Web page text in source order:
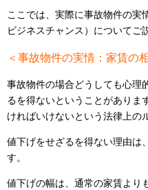
ここでは、実際に事故物件の実
ビジネスチャンス）についてご
＜事故物件の実情：家賃の
事故物件の場合どうしても心理
るを得ないということがありま
ければいけないという法律上の
値下げをせざるを得ない理由は
す。
値下げの幅は、通常の家賃より